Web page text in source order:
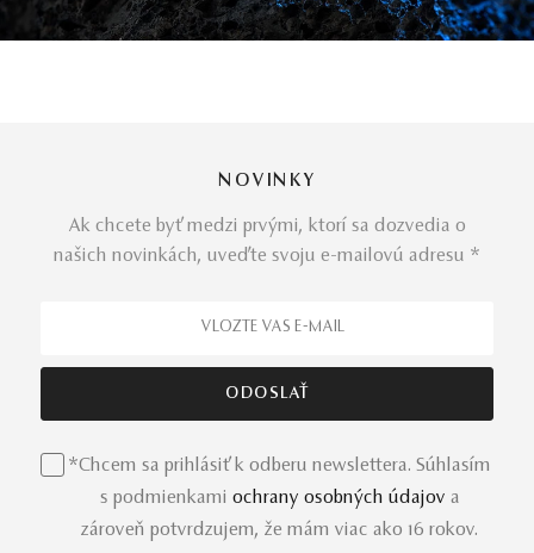
NOVINKY
Ak chcete byť medzi prvými, ktorí sa dozvedia o
našich novinkách, uveďte svoju e-mailovú adresu *
*Chcem sa prihlásiť k odberu newslettera. Súhlasím
s podmienkami ochrany osobných údajov a
zároveň potvrdzujem, že mám viac ako 16 rokov.